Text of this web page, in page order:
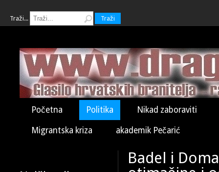
Traži... Traži
Početna Politika Nikad zaboraviti
Migrantska kriza akademik Pečarić
Badel i